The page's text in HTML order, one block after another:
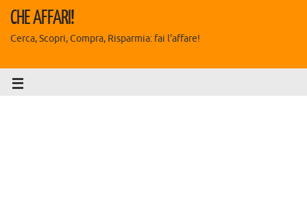
CHE AFFARI!
Cerca, Scopri, Compra, Risparmia: fai l'affare!